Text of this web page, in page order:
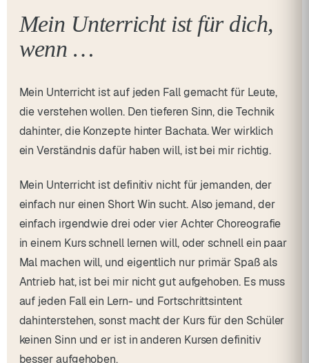
Mein Unterricht ist für dich,
wenn …
Mein Unterricht ist auf jeden Fall gemacht für Leute,
die verstehen wollen. Den tieferen Sinn, die Technik
dahinter, die Konzepte hinter Bachata. Wer wirklich
ein Verständnis dafür haben will, ist bei mir richtig.
Mein Unterricht ist definitiv nicht für jemanden, der
einfach nur einen Short Win sucht. Also jemand, der
einfach irgendwie drei oder vier Achter Choreografie
in einem Kurs schnell lernen will, oder schnell ein paar
Mal machen will, und eigentlich nur primär Spaß als
Antrieb hat, ist bei mir nicht gut aufgehoben. Es muss
auf jeden Fall ein Lern- und Fortschrittsintent
dahinterstehen, sonst macht der Kurs für den Schüler
keinen Sinn und er ist in anderen Kursen definitiv
besser aufgehoben.